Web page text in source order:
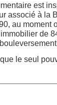
est
associé à la
au moment
de
le seul